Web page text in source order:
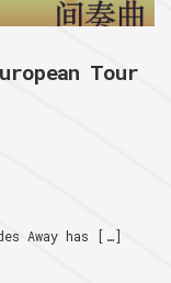
Tour
Away has […]